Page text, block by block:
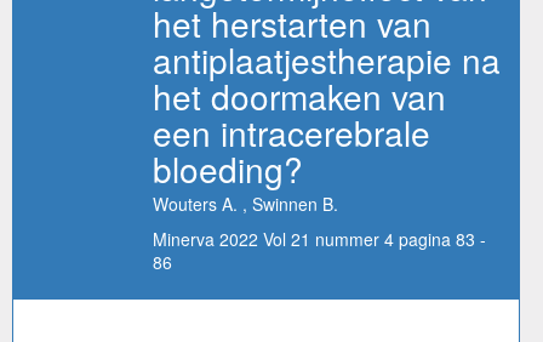
het herstarten van
antiplaatjestherapie na
het doormaken van
een intracerebrale
bloeding?
Wouters A. , Swinnen B.
Minerva 2022 Vol 21 nummer 4 pagina 83 -
86